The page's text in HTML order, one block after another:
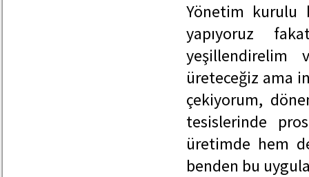
Yönetim kurulu
yapıyoruz
yeşillendirelim
üreteceğiz ama
çekiyorum,
tesislerinde
üretimde hem
benden bu